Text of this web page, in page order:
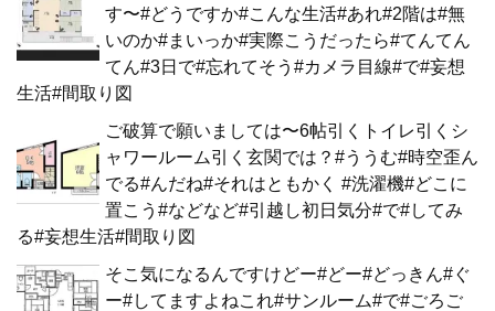
す〜#どうですか#こんな生活#あれ#2階は#無
いのか#まいっか#実際こうだったら#てんてん
てん#3日で#忘れてそう#カメラ目線#で#妄想
生活#間取り図
ご破算で願いましては〜6帖引くトイレ引くシ
ャワールーム引く玄関では？#ううむ#時空歪ん
でる#んだね#それはともかく #洗濯機#どこに
置こう#などなど#引越し初日気分#で#してみ
る#妄想生活#間取り図
そこ気になるんですけどー#どー#どっきん#ぐ
ー#してますよねこれ#サンルーム#で#ごろご